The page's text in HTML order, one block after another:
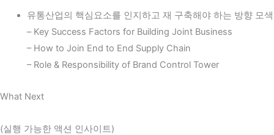
유통산업의 핵심요소를 인지하고 재 구축해야 하는 방향 모색
– Key Success Factors for Building Joint Business
– How to Join End to End Supply Chain
– Role & Responsibility of Brand Control Tower
What Next
(실행 가능한 액션 인사이트)